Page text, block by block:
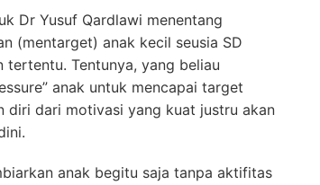
Dr Yusuf Qardlawi menentang
(mentarget) anak kecil seusia SD
Tentunya, yang beliau
anak untuk mencapai target
diri dari motivasi yang kuat justru akan
anak begitu saja tanpa aktifitas